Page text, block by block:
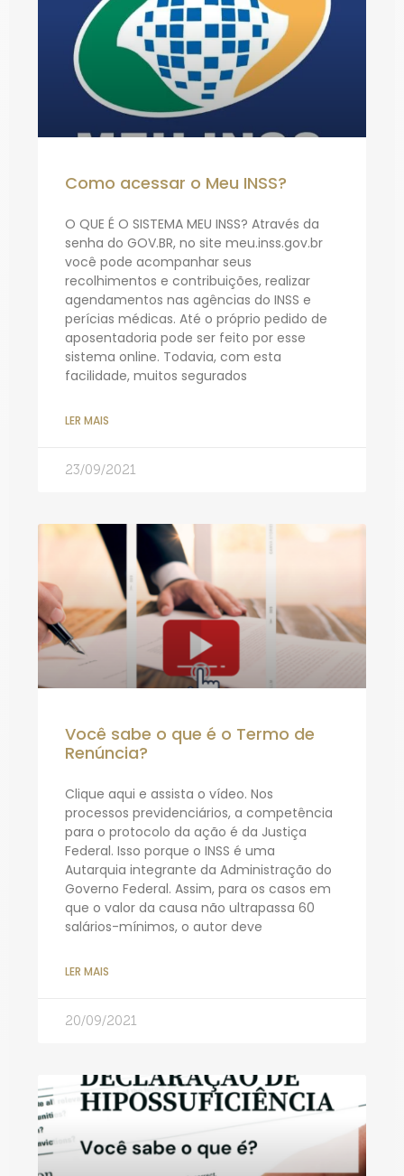
Como acessar o Meu INSS?
O QUE É O SISTEMA MEU INSS? Através da
senha do GOV.BR, no site meu.inss.gov.br
você pode acompanhar seus
recolhimentos e contribuições, realizar
agendamentos nas agências do INSS e
perícias médicas. Até o próprio pedido de
aposentadoria pode ser feito por esse
sistema online. Todavia, com esta
facilidade, muitos segurados
LER MAIS
23/09/2021
Você sabe o que é o Termo de
Renúncia?
Clique aqui e assista o vídeo. Nos
processos previdenciários, a competência
para o protocolo da ação é da Justiça
Federal. Isso porque o INSS é uma
Autarquia integrante da Administração do
Governo Federal. Assim, para os casos em
que o valor da causa não ultrapassa 60
salários-mínimos, o autor deve
LER MAIS
20/09/2021